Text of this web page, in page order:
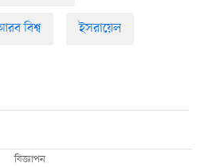
বিশ্ব ইসরায়েল